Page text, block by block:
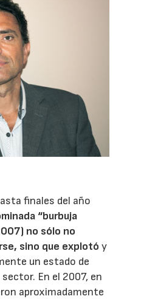
finales del año
“burbuja
no sólo no
sino que explotó y
un estado de
En el 2007, en
aproximadamente